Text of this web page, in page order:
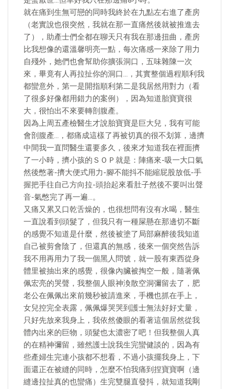
就在痛到生無可戀的同時我終於在九點左右進了產房
（老實說也很突然，我就在那一直痛然後就被推進去
了），助產士們全都在聊天只有我在那邊扭曲，產房
比我想像的還溫馨明亮一點，每次痛感一來除了用力
自殘外，她們也會幫助你擴張洞口，五味雜陳一次
來，畢竟有人再拉扯你的洞口…，其實整個過程順利我
都蠻意外，第一是開指順利第二是我居然用對力（看
了很多好像都用錯力的案例），因為知道胎寶寶很
大，很怕出不來要轉剖腹產。
因為上周五產檢醫生才說胎寶寶是巨大兒，我有可能
會剖腹產…，都痛成這樣了再被切真的很不划算，邊擠
中間我一直問醫生還要多久，後來才知道我在裡面擠
了一小時，擠小孩的ＳＯＰ就是：陣痛來-吸一大口氣
然後憋著-擠大便式用力-腳不能抖不能縮屁股放低-手
握把手往自己方向拉-頭抬起來看肚子然後不要叫出聲
音-氣憋完了再一遍…。
又痛又累又口乾舌燥的，也很想問有沒有水喝，醫生
一直說看到頭髮了，但我只有一種屎懸在那邊切不斷
的感覺不知道是什麼，然後被塗了局部麻醉後我知道
自己被剪會陰了，但還真的無感，後來一個突然告訴
我不用再用力了我一個黑人問號，就一股有東西從身
體里被抽出來的感覺，很像內臟被掏空一般，隨著佩
佩宏亮的哭聲，我整個人眼神渙散空洞彌留去了，肥
老公在佩佩出來前幾秒被請進來，手機也抓在手上，
女兒控完全表露，佩佩爆哭哭到護士無法好好丈量，
只好先放來我身上，我依然傻眼的看著這個居然從我
體內出來的巨物，頭髮也太濃密了吧！但我整個人真
的在精神彌留，雖然護士說我生完蠻健談的，因為有
些產婦生完連小孩都不想看，不過小孩擺我身上，下
面還正在被縫的同時，怎麼不怕我痛到捏寶寶啊（邊
縫邊拉扯真的也蠻痛）生完雙腿直發抖，就知道我剛